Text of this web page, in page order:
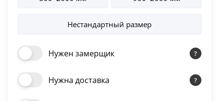
лак
Нестандартный размер
Нужен замерщик
Нужна доставка